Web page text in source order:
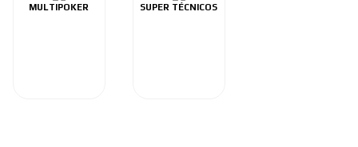
MULTIPOKER SUPER TÉCNICOS